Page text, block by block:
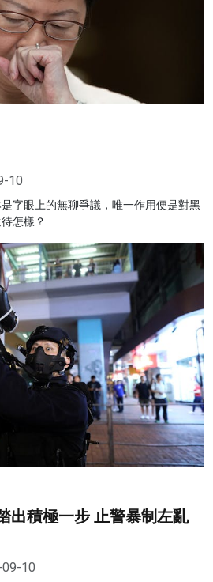
10
字眼上的無聊爭議，唯一作用便是對黑
怎樣？
出積極一步 止警暴制左亂
10